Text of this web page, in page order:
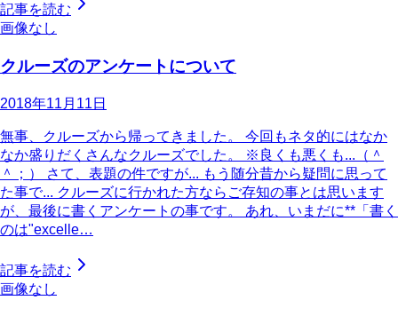
記事を読む
画像なし
クルーズのアンケートについて
2018年11月11日
無事、クルーズから帰ってきました。 今回もネタ的にはなか
なか盛りだくさんなクルーズでした。 ※良くも悪くも...（＾
＾；） さて、表題の件ですが... もう随分昔から疑問に思って
た事で... クルーズに行かれた方ならご存知の事とは思います
が、最後に書くアンケートの事です。 あれ、いまだに**「書く
のは"excelle…
記事を読む
画像なし